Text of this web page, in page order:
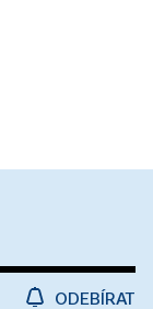
ODEBÍRAT